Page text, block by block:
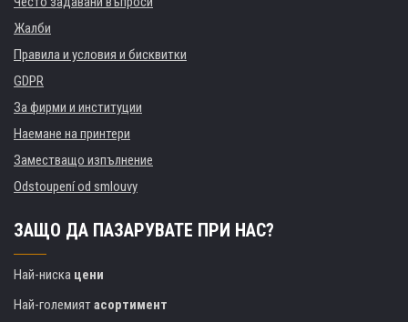
Жалби
Правила и условия и бисквитки
GDPR
За фирми и институции
Наемане на принтери
Заместващо изпълнение
Odstoupení od smlouvy
ЗАЩО ДА ПАЗАРУВАТЕ ПРИ НАС?
Най-ниска цени
Най-големиятасортимент